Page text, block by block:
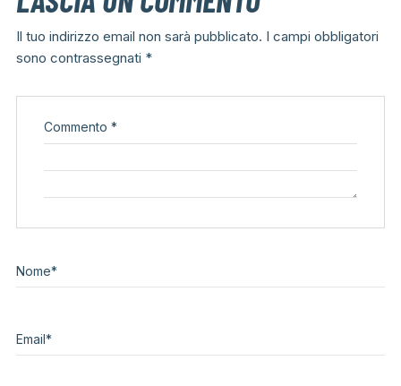
Il tuo indirizzo email non sarà pubblicato. I campi obbligatori
sono contrassegnati *
Commento *
Nome*
Email*